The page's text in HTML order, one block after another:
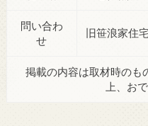
問い合わ
せ
旧笹浪家住
掲載の内容は取材時のも
上、お